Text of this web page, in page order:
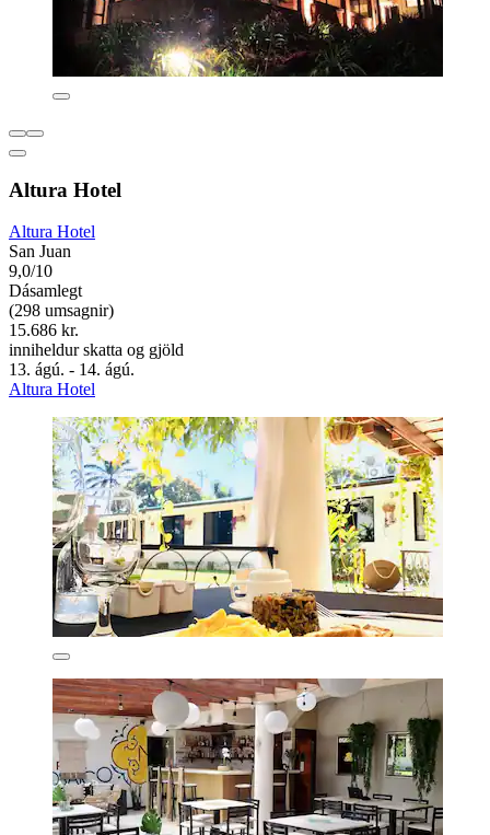
Altura Hotel
Altura Hotel
San Juan
9,0/10
Dásamlegt
(298 umsagnir)
15.686 kr.
inniheldur skatta og gjöld
13. ágú. - 14. ágú.
Altura Hotel